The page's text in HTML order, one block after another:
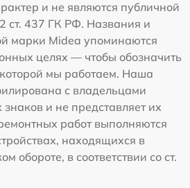
и не являются публичной
ст. 437 ГК РФ. Названия и
марки Midea упоминаются
целях — чтобы обозначить
мы работаем. Наша
с владельцами
и не представляет их
работ выполняются
находящихся в
обороте, в соответствии со ст.